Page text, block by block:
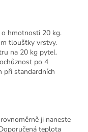
hmotnosti 20 kg.
tloušťky vrstvy.
na 20 kg pytel.
po 4
při standardních
ji naneste
teplota